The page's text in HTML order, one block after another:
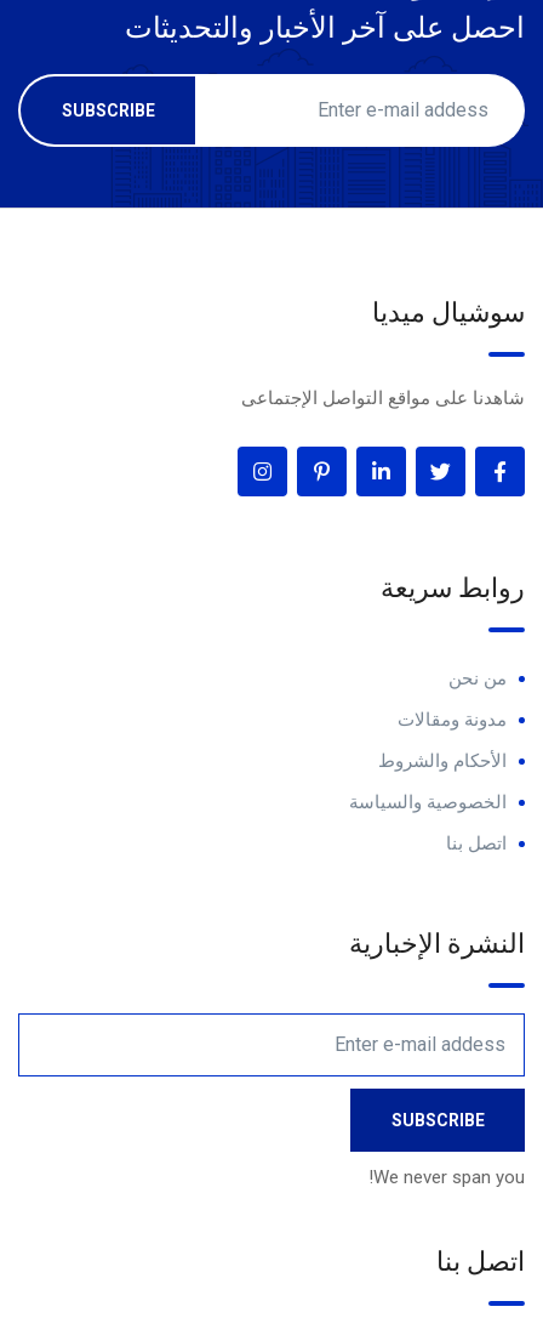
احصل على آخر الأخبار والتحديثات
سوشيال ميديا
شاهدنا على مواقع التواصل الإجتماعى
روابط سريعة
من نحن
مدونة ومقالات
الأحكام والشروط
الخصوصية والسياسة
اتصل بنا
النشرة الإخبارية
We never span you!
اتصل بنا